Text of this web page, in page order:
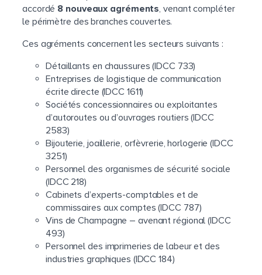
accordé 8 nouveaux agréments, venant compléter
le périmètre des branches couvertes.
Ces agréments concernent les secteurs suivants :
Détaillants en chaussures (IDCC 733)
Entreprises de logistique de communication
écrite directe (IDCC 1611)
Sociétés concessionnaires ou exploitantes
d’autoroutes ou d’ouvrages routiers (IDCC
2583)
Bijouterie, joaillerie, orfèvrerie, horlogerie (IDCC
3251)
Personnel des organismes de sécurité sociale
(IDCC 218)
Cabinets d’experts-comptables et de
commissaires aux comptes (IDCC 787)
Vins de Champagne – avenant régional (IDCC
493)
Personnel des imprimeries de labeur et des
industries graphiques (IDCC 184)